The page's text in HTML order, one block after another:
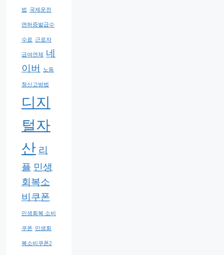
법 국제운전
면허증발급수
수료 근로자
급여연체
네
이버
노동
청신고방법
디지
털자
산 리
플 민생
회복소
비쿠폰
민생회복 소비
쿠폰 민생회
복소비쿠폰2